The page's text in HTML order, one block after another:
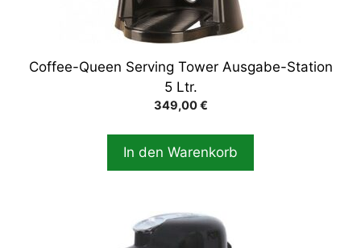
Coffee-Queen Serving Tower Ausgabe-Station
5 Ltr.
349,00€
In den Warenkorb